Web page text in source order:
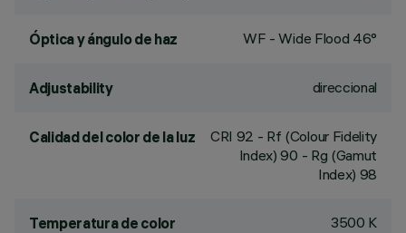
Óptica y ángulo de haz WF - Wide Flood 46°
Adjustability direccional
Calidad del color de la luz CRI 92 - Rf (Colour Fidelity
Index) 90 - Rg (Gamut
Index) 98
Temperatura de color 3500 K